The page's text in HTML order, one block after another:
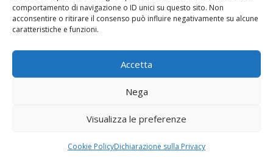
comportamento di navigazione o ID unici su questo sito. Non
acconsentire o ritirare il consenso può influire negativamente su alcune
caratteristiche e funzioni.
Accetta
Nega
Visualizza le preferenze
Cookie PolicyDichiarazione sulla Privacy
Copyright © 2022 Giornale Cangrande. Tutti i diritti sono riservati.